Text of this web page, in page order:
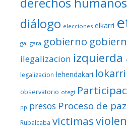
diálogo elecciones elkarri
gal gara gobierno
ilegalizacion izquierda
legalizacion lehendakari lokarri
observatorio otegi
pp presos Proceso de paz
Rubalcaba victimas